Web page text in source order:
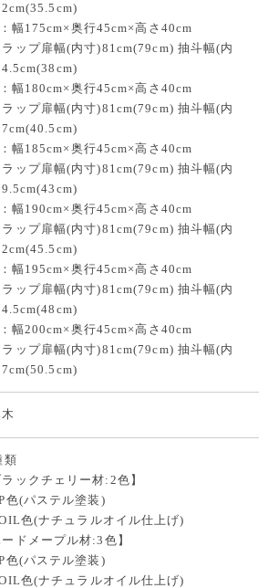
幅175cm×奥行45cm×高さ40cm
ップ扉幅(内寸)81cm(79cm) 抽斗幅(内
幅180cm×奥行45cm×高さ40cm
ップ扉幅(内寸)81cm(79cm) 抽斗幅(内
幅185cm×奥行45cm×高さ40cm
ップ扉幅(内寸)81cm(79cm) 抽斗幅(内
幅190cm×奥行45cm×高さ40cm
ップ扉幅(内寸)81cm(79cm) 抽斗幅(内
幅195cm×奥行45cm×高さ40cm
ップ扉幅(内寸)81cm(79cm) 抽斗幅(内
幅200cm×奥行45cm×高さ40cm
ップ扉幅(内寸)81cm(79cm) 抽斗幅(内
類
ラックチェリー材:2色】
色(パステル塗装)
色(ナチュラルオイル仕上げ)
ードメープル材:3色】
色(パステル塗装)
色(ナチュラルオイル仕上げ)